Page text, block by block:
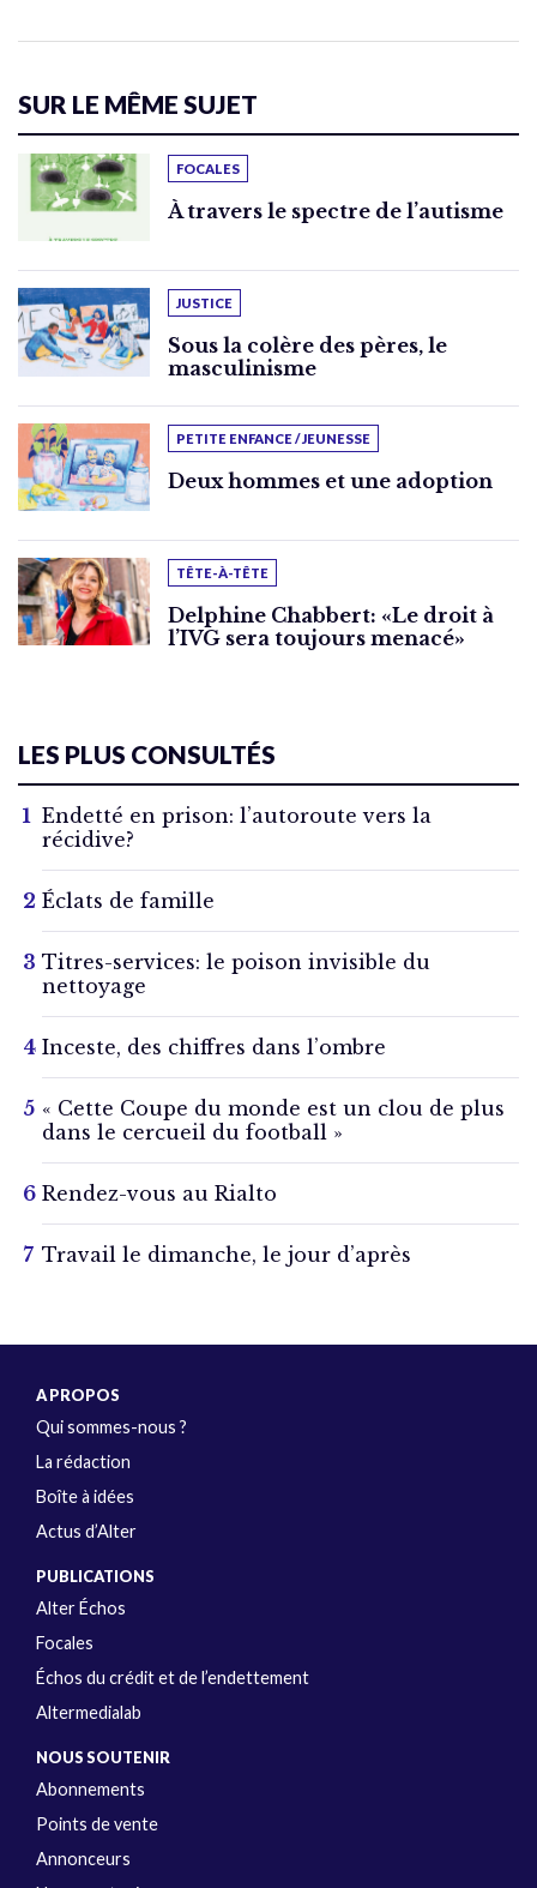
SUR LE MÊME SUJET
FOCALES
À travers le spectre de l’autisme
JUSTICE
Sous la colère des pères, le
masculinisme
PETITE ENFANCE / JEUNESSE
Deux hommes et une adoption
TÊTE-À-TÊTE
Delphine Chabbert: «Le droit à
l’IVG sera toujours menacé»
LES PLUS CONSULTÉS
Endetté en prison: l’autoroute vers la
récidive?
Éclats de famille
Titres-services: le poison invisible du
nettoyage
Inceste, des chiffres dans l’ombre
« Cette Coupe du monde est un clou de plus
dans le cercueil du football »
Rendez-vous au Rialto
Travail le dimanche, le jour d’après
A PROPOS
Qui sommes-nous ?
La rédaction
Boîte à idées
Actus d’Alter
PUBLICATIONS
Alter Échos
Focales
Échos du crédit et de l’endettement
Altermedialab
NOUS SOUTENIR
Abonnements
Points de vente
Annonceurs